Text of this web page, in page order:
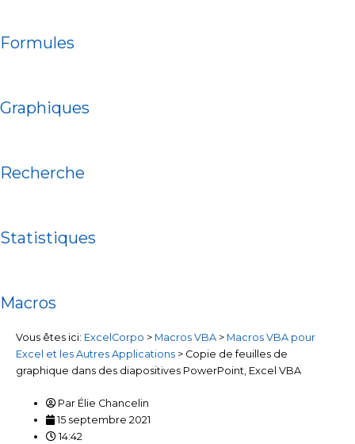
Formules
Graphiques
Recherche
Statistiques
Macros
Vous êtes ici: ExcelCorpo > Macros VBA > Macros VBA pour
Excel et les Autres Applications > Copie de feuilles de
graphique dans des diapositives PowerPoint, Excel VBA
Par Élie Chancelin
15 septembre 2021
14:42